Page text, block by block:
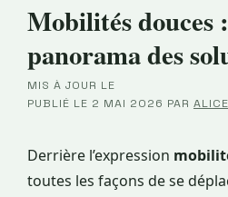
Mobilités douces
panorama des
MIS À JOUR LE
·PUBLIÉ LE 2 MAI 2026 PAR ALICE
Derrière l’expression
toutes les façons de se